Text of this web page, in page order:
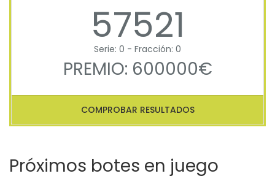
57521
Serie: 0 - Fracción: 0
PREMIO: 600000€
COMPROBAR RESULTADOS
Próximos botes en juego